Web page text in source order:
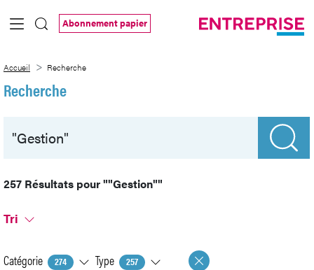
Saut au contenu principal
Abonnement papier
Accueil Recherche
Recherche
257 Résultats pour""Gestion""
Tri
Catégorie 274 Type 257